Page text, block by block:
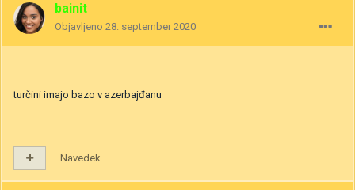
bainit
Objavljeno 28. september 2020
turčini imajo bazo v azerbajđanu
Navedek